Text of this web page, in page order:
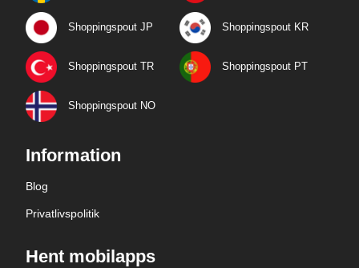
Shoppingspout JP Shoppingspout KR
Shoppingspout TR Shoppingspout PT
Shoppingspout NO
Information
Blog
Privatlivspolitik
Hent mobilapps